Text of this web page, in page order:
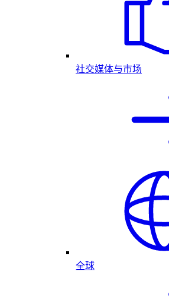
社交媒体与市场
全球